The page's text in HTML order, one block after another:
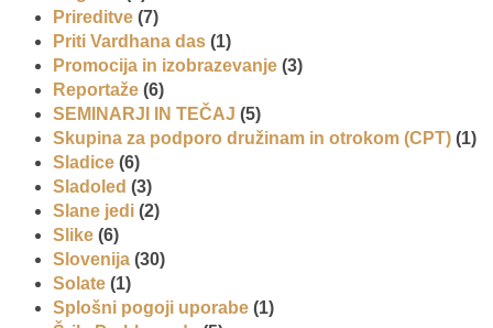
Prireditve (7)
Priti Vardhana das (1)
Promocija in izobrazevanje (3)
Reportaže (6)
SEMINARJI IN TEČAJ (5)
Skupina za podporo družinam in otrokom (CPT) (1)
Sladice (6)
Sladoled (3)
Slane jedi (2)
Slike (6)
Slovenija (30)
Solate (1)
Splošni pogoji uporabe (1)